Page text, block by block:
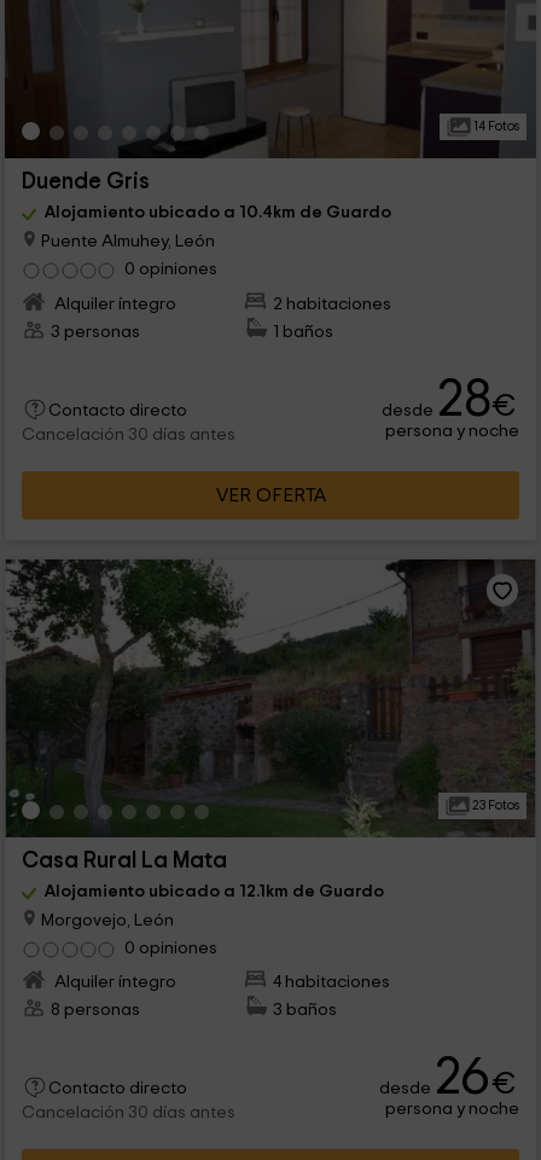
14 Fotos
Duende Gris
Alojamiento ubicado a 10.4km de Guardo
Puente Almuhey, León
0 opiniones
Alquiler íntegro
2 habitaciones
3 personas
1 baños
Contacto directo
Cancelación 30 días antes
desde 28€
persona y noche
VER OFERTA
23 Fotos
Casa Rural La Mata
Alojamiento ubicado a 12.1km de Guardo
Morgovejo, León
0 opiniones
Alquiler íntegro
4 habitaciones
8 personas
3 baños
Contacto directo
Cancelación 30 días antes
desde 26€
persona y noche